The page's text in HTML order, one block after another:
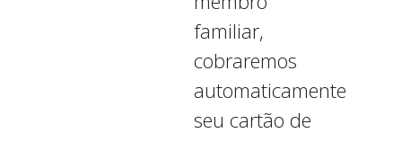
familiar,
cobraremos
automaticamente
seu cartão de